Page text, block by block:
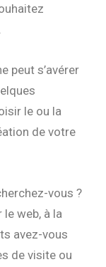
peut s’avérer
le ou la
de votre
vous ?
web, à la
avez-vous
de visite ou